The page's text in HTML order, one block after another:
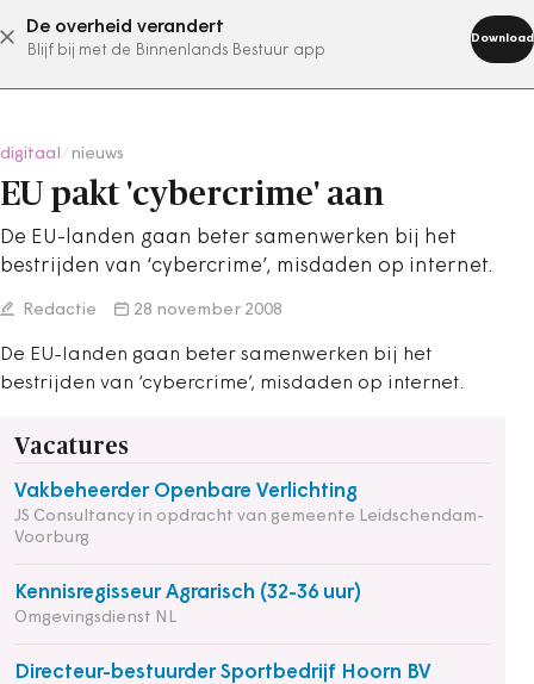
De overheid verandert
Blijf bij met de Binnenlands Bestuur app
Download
abonneer nu
digitaal nieuws
EU pakt 'cybercrime' aan
De EU-landen gaan beter samenwerken bij het
bestrijden van ‘cybercrime’, misdaden op internet.
Redactie 28 november 2008
De EU-landen gaan beter samenwerken bij het
bestrijden van ‘cybercrime’, misdaden op internet.
Vacatures
Vakbeheerder Openbare Verlichting
JS Consultancy in opdracht van gemeente Leidschendam-
Voorburg
Kennisregisseur Agrarisch (32-36 uur)
Omgevingsdienst NL
Directeur-bestuurder Sportbedrijf Hoorn BV